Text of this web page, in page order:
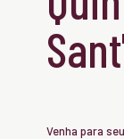
Venha para